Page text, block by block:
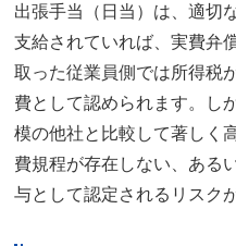
出張手当（日当）は、適切
支給されていれば、実費弁
取った従業員側では所得税
費として認められます。し
模の他社と比較して著しく
費規程が存在しない、ある
与として認定されるリスク